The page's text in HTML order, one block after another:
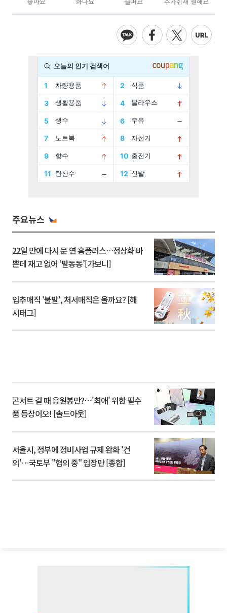
주요뉴스
22일 만에 다시 문 연 홈플러스…정상화 바
쁜데 재고 없어 ‘발동동’[가보니]
입추매직 '불발', 처서매직은 올까요? [해
시태그]
콘서트 갈 때 응원봉만?⋯'최애' 위한 필수
품 등장이오! [솔드아웃]
서울시, 정부에 정비사업 규제 완화 '건
의'⋯국토부 "협의 중" 입장만 [종합]